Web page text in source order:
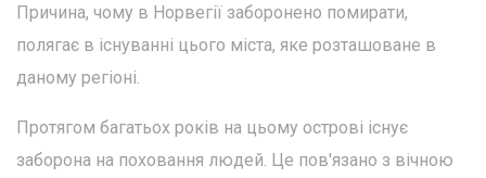
Причина, чому в Норвегії заборонено помирати,
полягає в існуванні цього міста, яке розташоване в
даному регіоні.
Протягом багатьох років на цьому острові існує
заборона на поховання людей. Це пов'язано з вічною